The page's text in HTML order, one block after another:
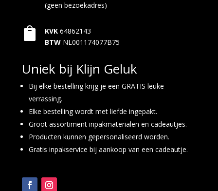
(geen bezoekadres)
 KVK 64862143
BTW NL001174077B75
Uniek bij Klijn Geluk
Bij elke bestelling krijg je een GRATIS leuke
verrassing.
Elke bestelling wordt met liefde ingepakt.
Groot assortiment inpakmaterialen en cadeautjes.
Producten kunnen gepersonaliseerd worden.
Gratis inpakservice bij aankoop van een cadeautje.